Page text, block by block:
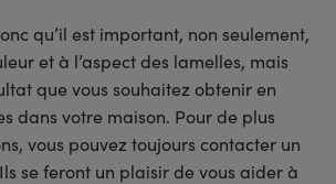
qu’il est important, non seulement,
et à l’aspect des lamelles, mais
que vous souhaitez obtenir en
dans votre maison. Pour de plus
vous pouvez toujours contacter un
se feront un plaisir de vous aider à